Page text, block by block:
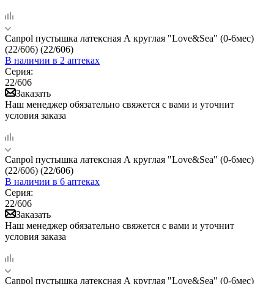
Canpol пустышка латексная А круглая "Love&Sea" (0-6мес)
(22/606) (22/606)
В наличии в 2 аптеках
Серия:
22/606
Заказать
Наш менеджер обязательно свяжется с вами и уточнит
условия заказа
Canpol пустышка латексная А круглая "Love&Sea" (0-6мес)
(22/606) (22/606)
В наличии в 6 аптеках
Серия:
22/606
Заказать
Наш менеджер обязательно свяжется с вами и уточнит
условия заказа
Canpol пустышка латексная А круглая "Love&Sea" (0-6мес)